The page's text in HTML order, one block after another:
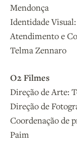
Mendonça
Identidade
Atendimento e
Telma Zennaro
O2 Filmes
Direção de Arte:
Direção de
Coordenação de
Paim